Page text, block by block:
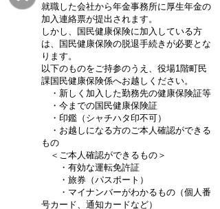
就職した会社から年金事務所に厚生年金の
加入連絡票が提出されます。
しかし、国民健康保険に加入している方
は、国民健康保険の脱退手続きが必要とな
ります。
以下のものをご持参のうえ、役場1階町民
課国民健康保険係へお越しください。
・新しく加入した勤務先の健康保険証等
・今までの国民健康保険証
・印鑑（シャチハタ印不可）
・お越しになる方のご本人確認ができる
もの
＜ご本人確認ができるもの＞
・有効な運転免許証
・旅券（パスポート）
・マイナンバーがわかるもの（個人番
号カード、通知カードなど）